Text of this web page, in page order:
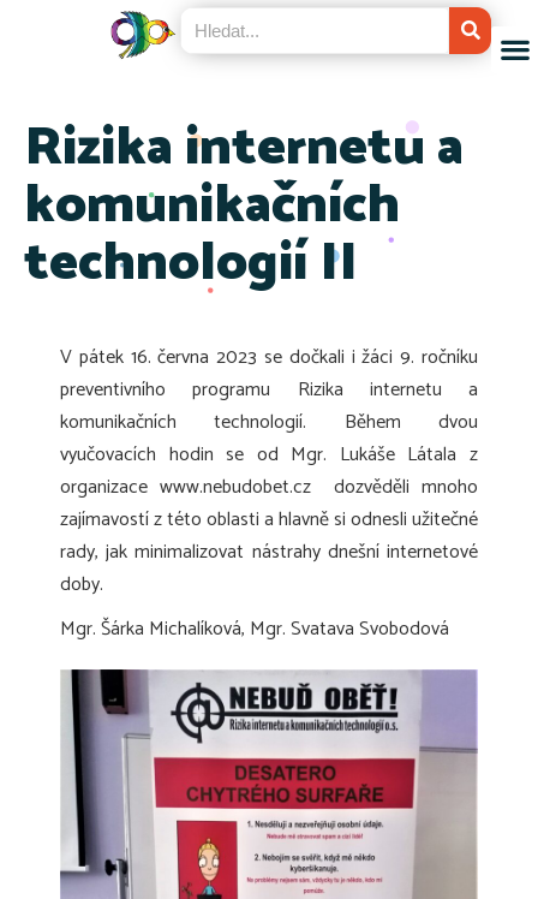
Rizika internetu a
komunikačních
technologií II
V pátek 16. června 2023 se dočkali i žáci 9. ročníku
preventivního programu Rizika internetu a
komunikačních technologií. Během dvou
vyučovacích hodin se od Mgr. Lukáše Látala z
organizace www.nebudobet.cz dozvěděli mnoho
zajímavostí z této oblasti a hlavně si odnesli užitečné
rady, jak minimalizovat nástrahy dnešní internetové
doby.
Mgr. Šárka Michalíková, Mgr. Svatava Svobodová